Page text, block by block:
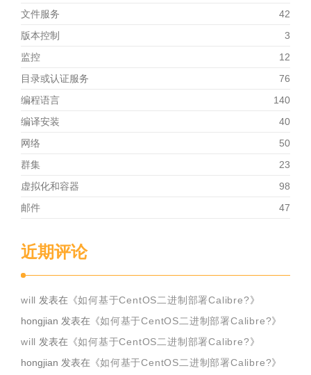
文件服务
42
版本控制
3
监控
12
目录或认证服务
76
编程语言
140
编译安装
40
网络
50
群集
23
虚拟化和容器
98
邮件
47
近期评论
will 发表在《如何基于CentOS二进制部署Calibre?》
hongjian 发表在《如何基于CentOS二进制部署Calibre?》
will 发表在《如何基于CentOS二进制部署Calibre?》
hongjian 发表在《如何基于CentOS二进制部署Calibre?》